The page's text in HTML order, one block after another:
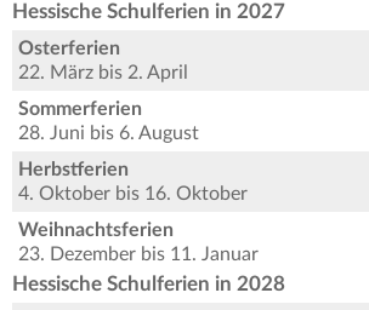
Hessische Schulferien in 2027
Osterferien
22. März bis 2. April
Sommerferien
28. Juni bis 6. August
Herbstferien
4. Oktober bis 16. Oktober
Weihnachtsferien
23. Dezember bis 11. Januar
Hessische Schulferien in 2028